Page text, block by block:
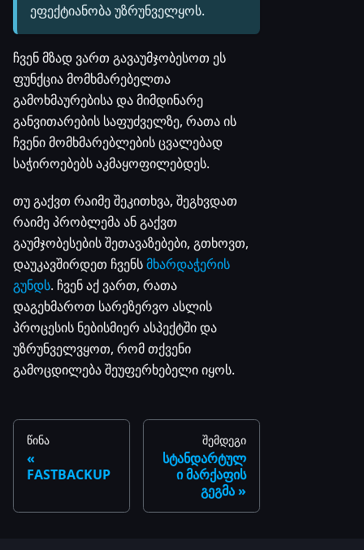
ეფექტიანობა უზრუნველყოს.
ჩვენ მზად ვართ გავაუმჯობესოთ ეს
ფუნქცია მომხმარებელთა
გამოხმაურებისა და მიმდინარე
განვითარების საფუძველზე, რათა ის
ჩვენი მომხმარებლების ცვალებად
საჭიროებებს აკმაყოფილებდეს.
თუ გაქვთ რაიმე შეკითხვა, შეგხვდათ
რაიმე პრობლემა ან გაქვთ
გაუმჯობესების შეთავაზებები, გთხოვთ,
დაუკავშირდეთ ჩვენსმხარდაჭერის
გუნდს. ჩვენ აქ ვართ, რათა
დაგეხმაროთ სარეზერვო ასლის
პროცესის ნებისმიერ ასპექტში და
უზრუნველვყოთ, რომ თქვენი
გამოცდილება შეუფერხებელი იყოს.
წინა
FASTBACKUP
შემდეგი
სტანდარტულ
ი მარქაფის
გეგმა